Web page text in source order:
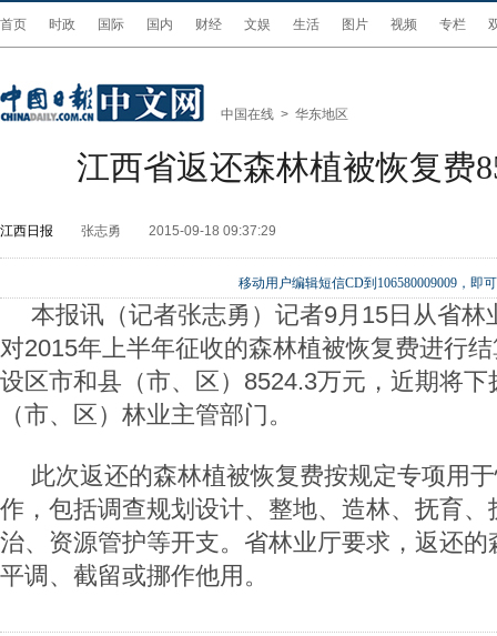
首页 时政 国际 国内 财经 文娱 生活 图片 视频 专栏
中国在线 > 华东地区
江西省返还森林植被恢复费
江西日报 张志勇 2015-09-18 09:37:29
移动用户编辑短信CD到106580009009，即
本报讯（记者张志勇）记者9月15日从省林
对2015年上半年征收的森林植被恢复费进行
设区市和县（市、区）8524.3万元，近期将
（市、区）林业主管部门。
此次返还的森林植被恢复费按规定专项用
作，包括调查规划设计、整地、造林、抚育
治、资源管护等开支。省林业厅要求，返还
平调、截留或挪作他用。